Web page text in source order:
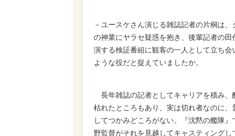
－ユースケさん演じる雑誌記者の片桐は
の神業にヤラセ疑惑を抱き、後輩記者の
演する検証番組に観客の一人として立ち
ような役だと捉えていましたか。
長年雑誌の記者としてキャリアを積み、
枯れたところもあり、実は切れ者なのに
してつかみどころがない。『沈黙の艦隊
野監督がそれを見越してキャスティング